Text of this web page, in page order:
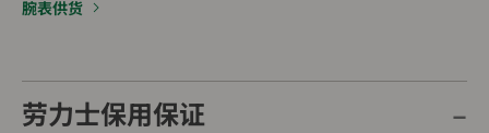
腕表供货
劳力士保用保证